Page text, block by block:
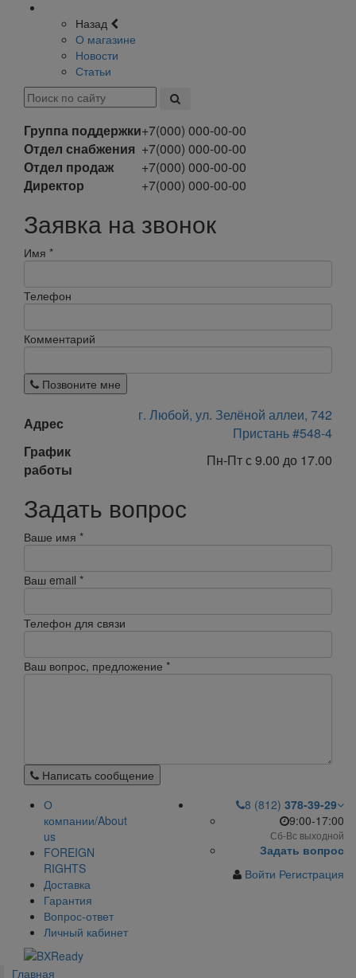
Назад
О магазине
Новости
Статьи
Группа поддержки+7(000) 000-00-00
Отдел снабжения +7(000) 000-00-00
Отдел продаж
+7(000) 000-00-00
Директор
+7(000) 000-00-00
Заявка на звонок
Имя *
Телефон
Комментарий
Позвоните мне
Адрес
г. Любой, ул. Зелёной аллеи, 742
Пристань #548-4
График
работы
Пн-Пт с 9.00 до 17.00
Задать вопрос
Ваше имя *
Ваш email *
Телефон для связи
Ваш вопрос, предложение *
Написать сообщение
О
компании/About
us
FOREIGN
RIGHTS
Доставка
Гарантия
Вопрос-ответ
Личный кабинет
8 (812) 378-39-29
9:00-17:00
Сб-Вс выходной
Задать вопрос
Войти Регистрация
Главная